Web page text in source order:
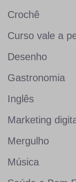
Crochê
Curso vale a
Desenho
Gastronomia
Inglês
Marketing
Mergulho
Música